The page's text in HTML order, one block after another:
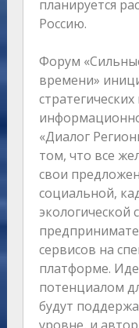
планируется
Россию.
Форум
времени»
«Диалог
том, что все
свои
социальной,
экологической
сервисов на
платформе.
потенциалом
будут